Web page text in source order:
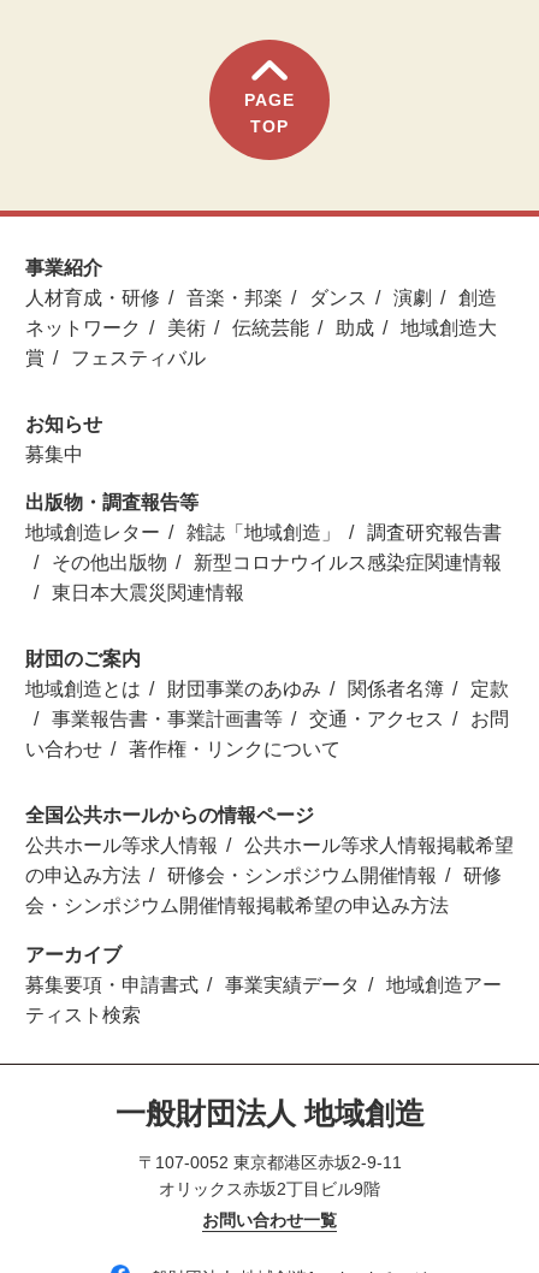
PAGE
TOP
事業紹介
人材育成・研修
音楽・邦楽 ダンス 演劇
創造
ネットワーク
美術 伝統芸能 助成
地域創造大
賞
フェスティバル
お知らせ
募集中
出版物・調査報告等
地域創造レター
雑誌「地域創造」
調査研究報告書
その他出版物
新型コロナウイルス感染症関連情報
東日本大震災関連情報
財団のご案内
地域創造とは
財団事業のあゆみ 関係者名簿
定款
事業報告書・事業計画書等
交通・アクセス
お問
い合わせ
著作権・リンクについて
全国公共ホールからの情報ページ
公共ホール等求人情報
公共ホール等求人情報掲載希望
の申込み方法
研修会・シンポジウム開催情報
研修
会・シンポジウム開催情報掲載希望の申込み方法
アーカイブ
募集要項・申請書式
事業実績データ
地域創造アー
ティスト検索
一般財団法人 地域創造
〒107-0052 東京都港区赤坂2-9-11
オリックス赤坂2丁目ビル9階
お問い合わせ一覧